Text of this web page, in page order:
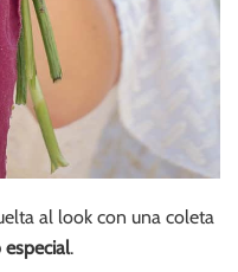
al look con una coleta
.